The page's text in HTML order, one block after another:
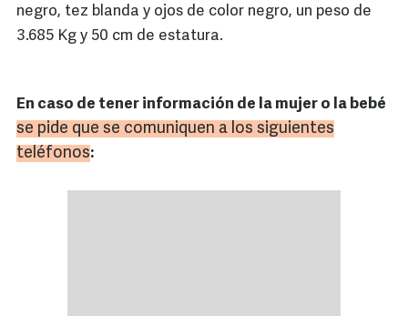
negro, tez blanda y ojos de color negro, un peso de
3.685 Kg y 50 cm de estatura.
En caso de tener información de la mujer o la bebé
se pide que se comuniquen a los siguientes
teléfonos: